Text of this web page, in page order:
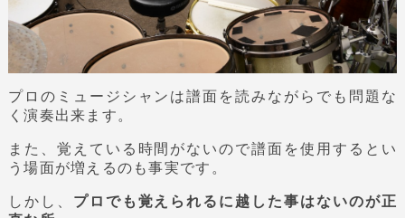
プロのミュージシャンは譜面を読みながらでも問題な
く演奏出来ます。
また、覚えている時間がないので譜面を使用するとい
う場面が増えるのも事実です。
しかし、 プロでも覚えられるに越した事はないのが正